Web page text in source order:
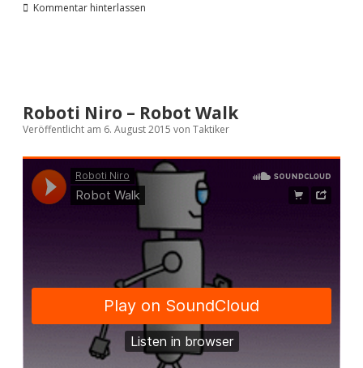
Kommentar hinterlassen
Roboti Niro – Robot Walk
Veröffentlicht am 6. August 2015 von Taktiker